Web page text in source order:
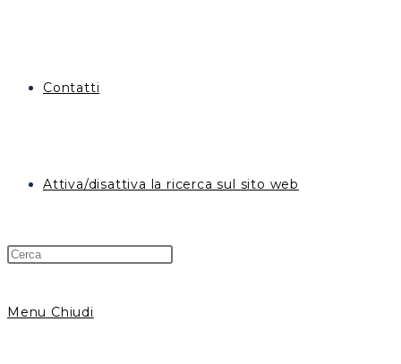
Contatti
Attiva/disattiva la ricerca sul sito web
Menu Chiudi